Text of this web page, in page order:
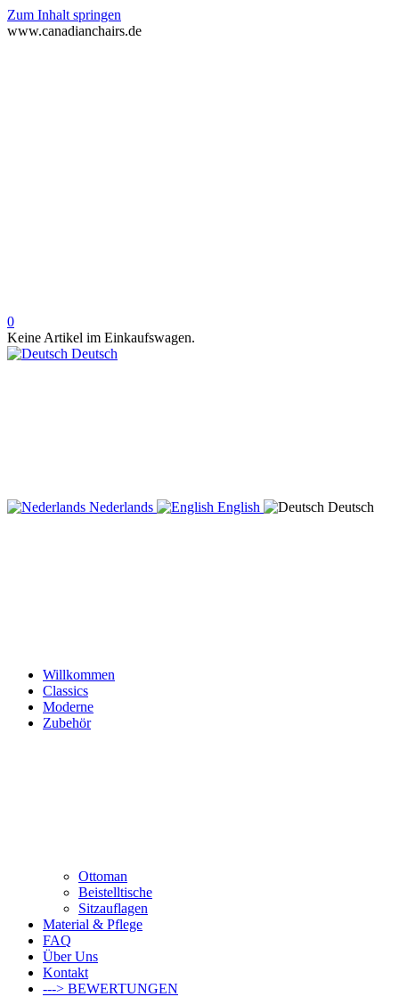
Zum Inhalt springen
www.canadianchairs.de
0
Keine Artikel im Einkaufswagen.
Deutsch
Nederlands English Deutsch
Willkommen
Classics
Moderne
Zubehör
Ottoman
Beistelltische
Sitzauflagen
Material & Pflege
FAQ
Über Uns
Kontakt
---> BEWERTUNGEN